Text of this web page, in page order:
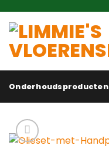
naar
inhoud
Onderhoudsproducten